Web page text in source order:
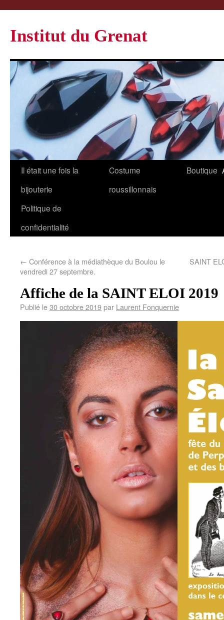
Institut du Grenat
Il était une fois la
bijouterie
Costume
roussillonnais
Boutique
Politique de
confidentialité
← Conférence à la médiathèque du Boulou le
vendredi 27 septembre.
SAINT
Affiche de la SAINT ELOI 2019
Publié le30 octobre 2019par Laurent Fonquernie